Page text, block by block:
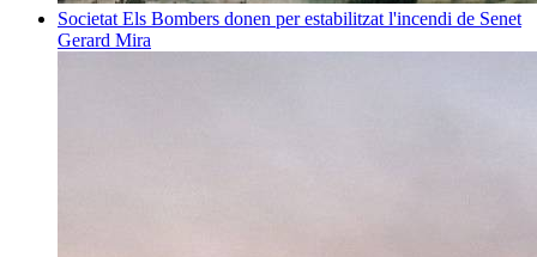
Societat Els Bombers donen per estabilitzat l'incendi de Senet
Gerard Mira